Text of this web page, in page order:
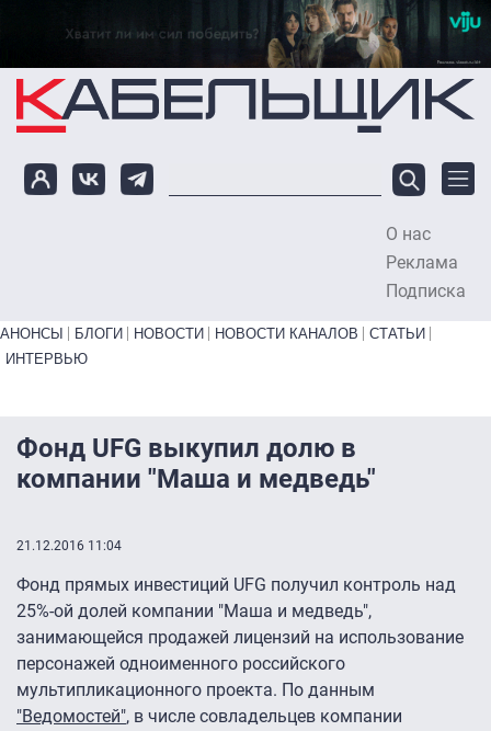
Перейти к основному содержанию
О нас
Реклама
Подписка
Primary links bottom
АНОНСЫ БЛОГИ НОВОСТИ НОВОСТИ КАНАЛОВ
СТАТЬИ
ИНТЕРВЬЮ
Фонд UFG выкупил долю в
компании "Маша и медведь"
21.12.2016 11:04
Фонд прямых инвестиций UFG получил контроль над
25%-ой долей компании "Маша и медведь",
занимающейся продажей лицензий на использование
персонажей одноименного российского
мультипликационного проекта. По данным
"Ведомостей", в числе совладельцев компании